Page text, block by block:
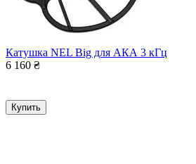
Катушка NEL Big для АКА 3 кГц
6 160 ₴
Купить